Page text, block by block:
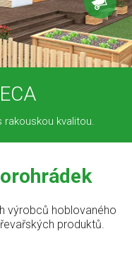
kvalitou.
výrobců hoblovaného
produktů.